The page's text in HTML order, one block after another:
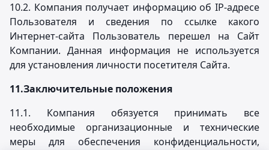
10.2. Компания получает информацию об IP-адресе
Пользователя и сведения по ссылке какого
Интернет-сайта Пользователь перешел на Сайт
Компании. Данная информация не используется
для установления личности посетителя Сайта.
11.Заключительные положения
11.1. Компания обязуется принимать все
необходимые организационные и технические
меры для обеспечения конфиденциальности,